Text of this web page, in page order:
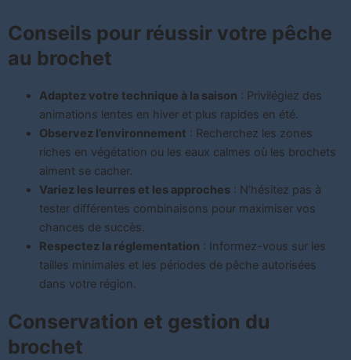
Conseils pour réussir votre pêche
au brochet
Adaptez votre technique à la saison : Privilégiez des
animations lentes en hiver et plus rapides en été.
Observez l’environnement : Recherchez les zones
riches en végétation ou les eaux calmes où les brochets
aiment se cacher.
Variez les leurres et les approches : N’hésitez pas à
tester différentes combinaisons pour maximiser vos
chances de succès.
Respectez la réglementation : Informez-vous sur les
tailles minimales et les périodes de pêche autorisées
dans votre région.
Conservation et gestion du
brochet